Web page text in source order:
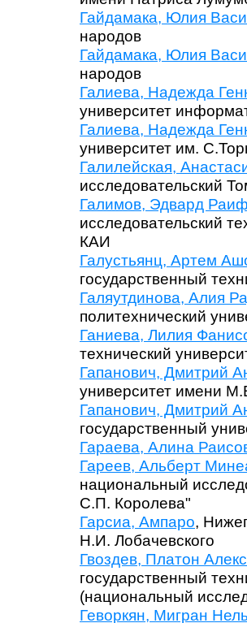
Гайдамака, Юлия
народов
Гайдамака, Юлия
народов
Галиева, Надежда
университет
Галиева, Надежда
университет им.
Галилейская,
исследовательский
Галимов, Эдвард
исследовательский
КАИ
Галустьянц, Артем
государственный
Галяутдинова, Алия
политехнический
Ганиева, Лилия
технический
Гапанович, Дмитрий
университет имени
Гапанович, Дмитрий
государственный
Гараева, Алина
Гареев, Альберт
национальный
С.П. Королева"
Гарсиа, Ампаро,
Н.И. Лобачевского
Гвоздев, Платон
государственный
(национальный
Геворкян, Мигран